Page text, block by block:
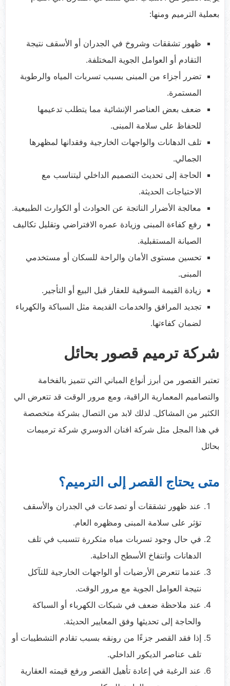
بعملية الترميم ومنها:
ظهور تشققات وشروخ في الجدران أو الأسقف نتيجة
التقادم أو العوامل الجوية المختلفة.
تضرر أجزاء من المبنى بسبب تسربات المياه والرطوبة
المستمرة.
ضعف بعض العناصر الإنشائية مما يتطلب تدعيمها
للحفاظ على سلامة المبنى.
تلف الدهانات والواجهات الخارجية وفقدانها لمظهرها
الجمالي.
الحاجة إلى تحديث التصميم الداخلي ليتناسب مع
الاحتياجات الحديثة.
معالجة الأضرار الناتجة عن الحوادث أو الكوارث الطبيعية.
رفع كفاءة المبنى وزيادة عمره الافتراضي وتقليل تكاليف
الصيانة المستقبلية.
تحسين مستوى الأمان والراحة للسكان أو مستخدمي
المبنى.
زيادة القيمة السوقية للعقار قبل البيع أو التأجير.
تجديد المرافق والخدمات القديمة مثل السباكة والكهرباء
لضمان كفاءتها.
شركة ترميم قصور بحائل
تعتبر القصور من أبرز أنواع المباني التي تتميز بالفخامة
والتصاميم المعمارية الراقية، ومع مرور الوقت قد تتعرض الي
الكثير من المشاكل. لذلك لابد من التصال بشركة متخصصة
في هذا المجل مثل شركة افنان الدوسري شركة ترميمات
بحائل
متى يحتاج القصر إلى الترميم؟
عند ظهور تشققات أو تصدعات في الجدران والأسقف
تؤثر على سلامة المبنى ومظهره العام.
في حال وجود تسربات مياه متكررة تتسبب في تلف
الدهانات وانتفاخ الأسطح الداخلية.
عندما تتعرض الأرضيات أو الواجهات الخارجية للتآكل
نتيجة العوامل الجوية مع مرور الوقت.
عند ملاحظة ضعف في شبكات الكهرباء أو السباكة
والحاجة إلى تحديثها وفق المعايير الحديثة.
إذا فقد القصر جزءًا من رونقه بسبب تقادم التشطيبات أو
تلف عناصر الديكور الداخلي.
عند الرغبة في إعادة تأهيل القصر ورفع قيمته العقارية